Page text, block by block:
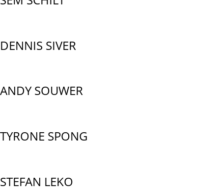
DENNIS SIVER
ANDY SOUWER
TYRONE SPONG
STEFAN LEKO